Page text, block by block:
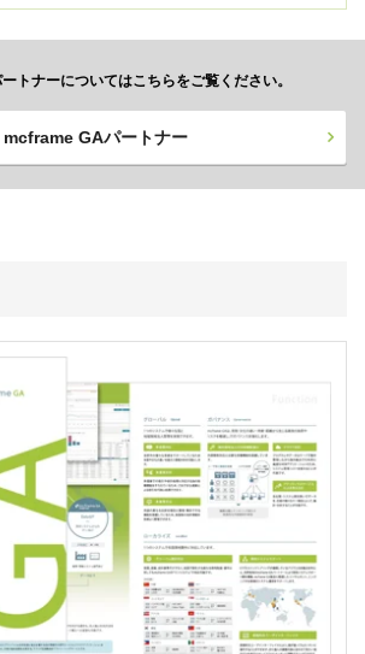
トナーについてはこちらをご覧ください。
mcframe GAパートナー